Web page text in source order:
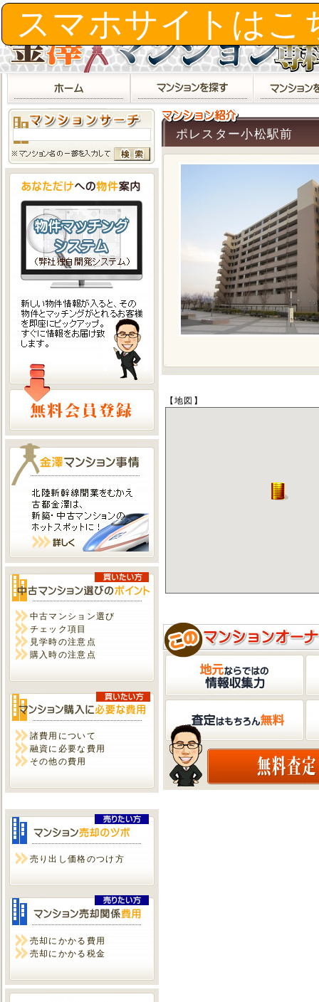
中古マンション選び
チェック項目
見学時の注意点
購入時の注意点
諸費用について
融資に必要な費用
その他の費用
売り出し価格のつけ方
売却にかかる費用
売却にかかる税金
ポレスター小松駅前
【地図】
スマホサイトはこ